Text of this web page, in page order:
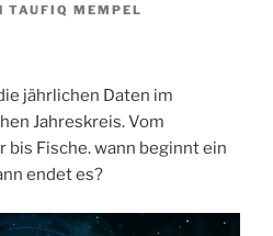
TAUFIQ MEMPEL
jährlichen Daten im
Jahreskreis. Vom
Fische. wann beginnt ein
endet es?